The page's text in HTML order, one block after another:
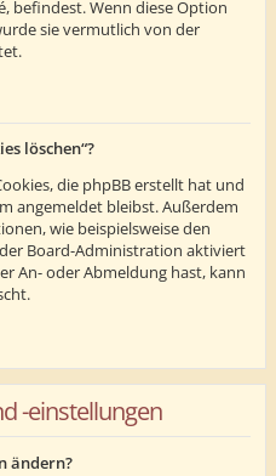
befindest. Wenn diese Option
sie vermutlich von der
löschen“?
die phpBB erstellt hat und
angemeldet bleibst. Außerdem
wie beispielsweise den
der Board-Administration aktiviert
An- oder Abmeldung hast, kann
-einstellungen
ändern?